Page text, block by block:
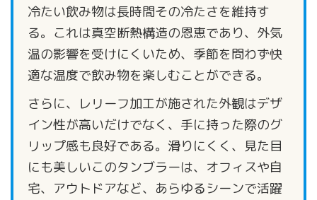
冷たい飲み物は長時間その冷たさを維持す
る。これは真空断熱構造の恩恵であり、外気
温の影響を受けにくいため、季節を問わず快
適な温度で飲み物を楽しむことができる。
さらに、レリーフ加工が施された外観はデザ
イン性が高いだけでなく、手に持った際のグ
リップ感も良好である。滑りにくく、見た目
にも美しいこのタンブラーは、オフィスや自
宅、アウトドアなど、あらゆるシーンで活躍